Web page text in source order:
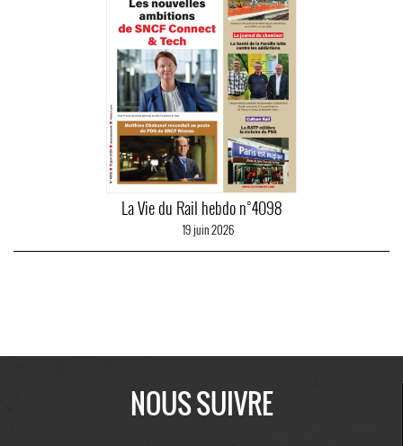
La Vie du Rail hebdo n°4098
19 juin 2026
NOUS SUIVRE